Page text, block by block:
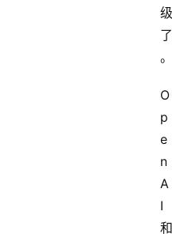
级
了
。
O
p
e
n
A
I
和